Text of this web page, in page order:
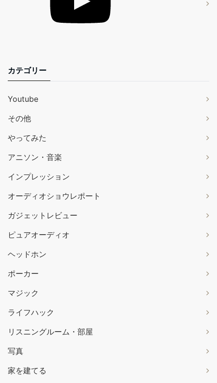
カテゴリー
Youtube
その他
やってみた
アニソン・音楽
インプレッション
オーディオショウレポート
ガジェットレビュー
ピュアオーディオ
ヘッドホン
ポーカー
マジック
ライフハック
リスニングルーム・部屋
写真
家を建てる